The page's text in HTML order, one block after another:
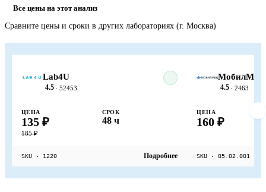
Все цены на этот анализ
Сравните цены и сроки в других лабораториях (г. Москва)
Lab4U
4.5 · 52453
ЦЕНА
135 ₽
185 ₽
СРОК
48 ч
SKU · 1220 Подробнее
МобилМед
4.5 · 2463
ЦЕНА
160 ₽
SKU · 05.02.001